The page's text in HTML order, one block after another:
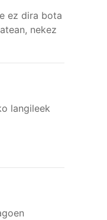
ez dira bota
nekez
langileek